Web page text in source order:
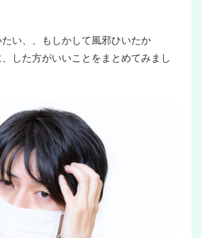
い、、もしかして風邪ひいたか
した方がいいことをまとめてみまし